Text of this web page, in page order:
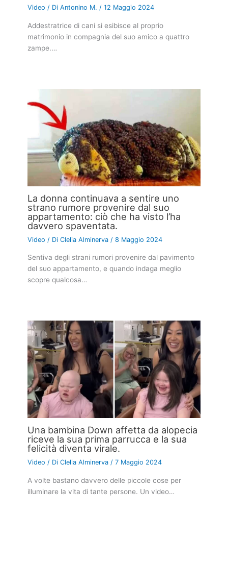
Video / DiAntonino M./12 Maggio 2024
Addestratrice di cani si esibisce al proprio
matrimonio in compagnia del suo amico a quattro
zampe.…
La donna continuava a sentire uno
strano rumore provenire dal suo
appartamento: ciò che ha visto l’ha
davvero spaventata.
Video / DiClelia Alminerva /8 Maggio 2024
Sentiva degli strani rumori provenire dal pavimento
del suo appartamento, e quando indaga meglio
scopre qualcosa…
Una bambina Down affetta da alopecia
riceve la sua prima parrucca e la sua
felicità diventa virale.
Video / DiClelia Alminerva /7 Maggio 2024
A volte bastano davvero delle piccole cose per
illuminare la vita di tante persone. Un video…